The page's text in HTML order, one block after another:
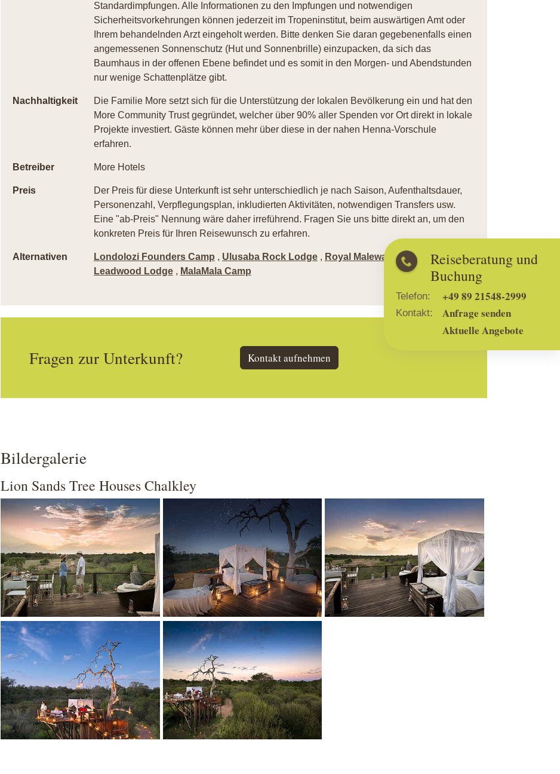
Reiseberatung und
Buchung
Telefon: +49 89 21548-2999
Kontakt:
Anfrage senden
Aktuelle Angebote
Standardimpfungen. Alle Informationen zu den Impfungen und notwendigen
Sicherheitsvorkehrungen können jederzeit im Tropeninstitut, beim auswärtigen Amt oder
Ihrem behandelnden Arzt eingeholt werden. Bitte denken Sie daran gegebenenfalls einen
angemessenen Sonnenschutz (Hut und Sonnenbrille) einzupacken, da sich das
Baumhaus in der offenen Ebene befindet und es somit in den Morgen- und Abendstunden
nur wenige Schattenplätze gibt.
Nachhaltigkeit
Die Familie More setzt sich für die Unterstützung der lokalen Bevölkerung ein und hat den
More Community Trust gegründet, welcher über 90% aller Spenden vor Ort direkt in lokale
Projekte investiert. Gäste können mehr über diese in der nahen Henna-Vorschule
erfahren.
Betreiber More Hotels
Preis
Der Preis für diese Unterkunft ist sehr unterschiedlich je nach Saison, Aufenthaltsdauer,
Personenzahl, Verpflegungsplan, inkludierten Aktivitäten, notwendigen Transfers usw.
Eine "ab-Preis" Nennung wäre daher irreführend. Fragen Sie uns bitte direkt an, um den
konkreten Preis für Ihren Reisewunsch zu erfahren.
Alternativen Londolozi Founders Camp , Ulusaba Rock Lodge , Royal Malewane ,Dulini
Leadwood Lodge , MalaMala Camp
Fragen zur Unterkunft? Kontakt aufnehmen
Bildergalerie
Lion Sands Tree Houses Chalkley
Show larger version Show larger version
Show larger version Show larger version